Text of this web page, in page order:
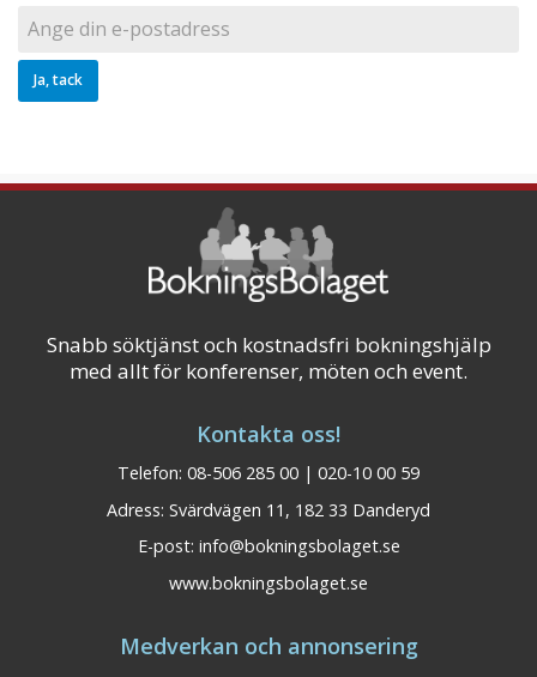
Snabb söktjänst och kostnadsfri bokningshjälp
med allt för konferenser, möten och event.
Kontakta oss!
Telefon: 08-506 285 00 | 020-10 00 59
Adress: Svärdvägen 11, 182 33 Danderyd
E-post: info@bokningsbolaget.se
www.bokningsbolaget.se
Medverkan och annonsering